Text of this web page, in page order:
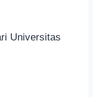
Universitas